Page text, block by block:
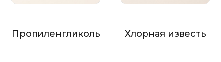
Пропиленгликоль Хлорная известь